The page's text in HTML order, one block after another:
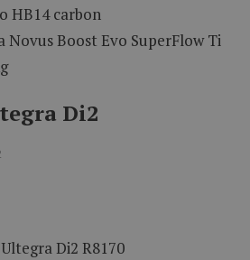
HB14 carbon
Novus Boost Evo SuperFlow Ti
Di2
Di2 R8170